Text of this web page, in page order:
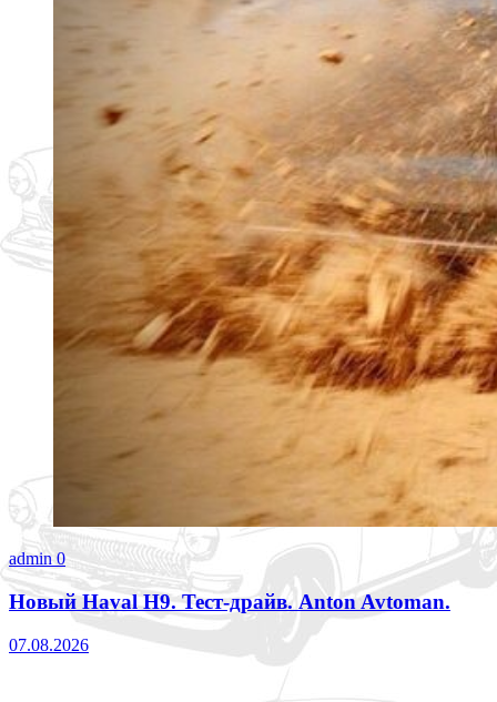
admin0
Новый Haval H9. Тест-драйв. Anton Avtoman.
07.08.2026